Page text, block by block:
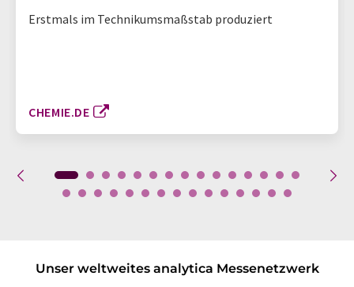
Erstmals im Technikumsmaßstab produziert
CHEMIE.DE
Unser weltweites analytica Messenetzwerk